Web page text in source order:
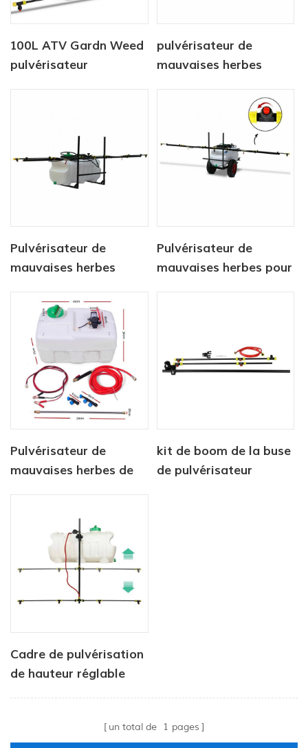
100L ATV Gardn Weed
pulvérisateur
pulvérisateur de
mauvaises herbes
pulvérisateur à rampe
Pulvérisateur de
mauvaises herbes
pulvérisateur à rampe
Pulvérisateur de
mauvaises herbes pour
pulvérisateur 100 L,
rampe de 3 m, chariot
Pulvérisateur de
mauvaises herbes de
pompe de 50 L,
pression de 4,0 L/min,
80 PSI
kit de boom de la buse
de pulvérisateur
Cadre de pulvérisation
de hauteur réglable
un total de 1 pages